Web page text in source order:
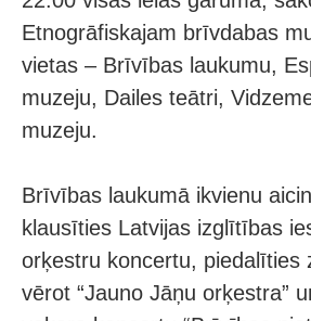
Etnogrāfiskajam brīvdabas
vietas – Brīvības laukumu,
muzeju, Dailes teātri,
muzeju.
Brīvības laukumā ikvienu
klausīties Latvijas izglītības
orķestru koncertu, piedalīties
vērot “Jauno Jāņu orķestra”